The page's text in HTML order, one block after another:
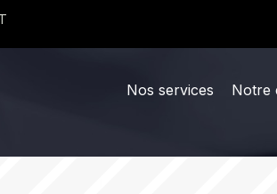
Nos services Notre